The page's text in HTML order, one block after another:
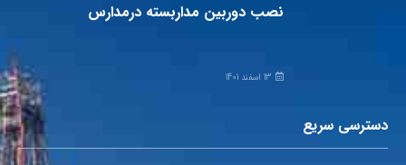
نصب دوربین مداربسته درمدارس
13 اسفند 1401
دسترسی سریع